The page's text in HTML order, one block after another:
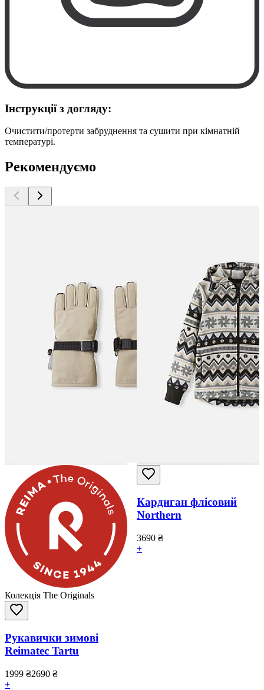
Інструкції з догляду:
Очистити/протерти забруднення та сушити при кімнатній
температурі.
Рекомендуємо
Колекція The Originals
Рукавички зимові
Reimatec Tartu
1999 ₴2690 ₴
+
Кардиган флісовий
Northern
3690 ₴
+